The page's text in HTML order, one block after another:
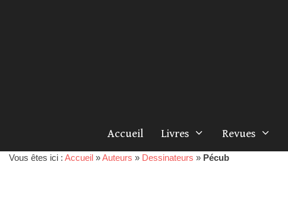
Accueil Livres Revues
Vous êtes ici : Accueil »Auteurs » Dessinateurs » Pécub